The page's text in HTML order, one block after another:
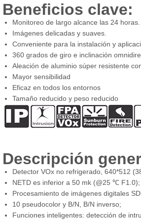
Cámara de imágenes térmicas infrarrojas
de largo alcance para tráfico
Beneficios clave:
Monitoreo de largo alcance las 24 horas.
Imágenes delicadas y suaves.
Conveniente para la instalación y
360 grados de giro e inclinación
Aleación de aluminio súper resistente
Mayor sensibilidad
Eficaz en todos los entornos
Tamaño reducido y peso reducido
Descripción
Detector VOx no refrigerado, 640*512
NETD es inferior a 50 mk (@25 ℃ F1.0);
Procesamiento de imágenes digitales
10 pseudocolor y B/N, B/N inverso;
Funciones inteligentes: detección de